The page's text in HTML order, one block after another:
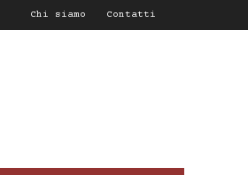
Chi siamo Contatti